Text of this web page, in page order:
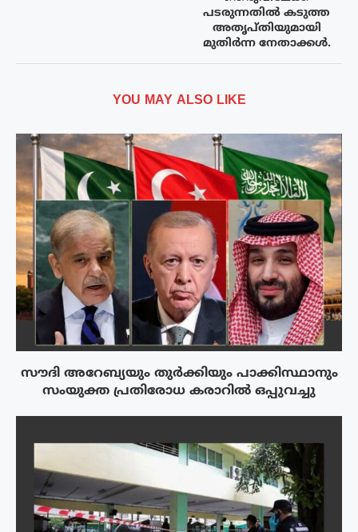
പടരുന്നതിൽ കടുത്ത
അതൃപ്തിയുമായി
മുതിർന്ന നേതാക്കൾ.
YOU MAY ALSO LIKE
സൗദി അറേബ്യയും തുർക്കിയും പാക്കിസ്ഥാനും
സംയുക്ത പ്രതിരോധ കരാറിൽ ഒപ്പുവച്ചു